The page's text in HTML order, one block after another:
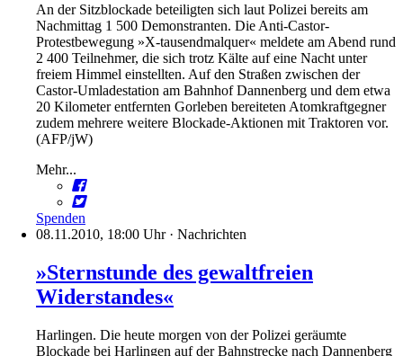
An der Sitzblockade beteiligten sich laut Polizei bereits am
Nachmittag 1 500 Demonstranten. Die Anti-Castor-
Protestbewegung »X-tausendmalquer« meldete am Abend rund
2 400 Teilnehmer, die sich trotz Kälte auf eine Nacht unter
freiem Himmel einstellten. Auf den Straßen zwischen der
Castor-Umladestation am Bahnhof Dannenberg und dem etwa
20 Kilometer entfernten Gorleben bereiteten Atomkraftgegner
zudem mehrere weitere Blockade-Aktionen mit Traktoren vor.
(AFP/jW)
Mehr...
Spenden
08.11.2010, 18:00 Uhr· Nachrichten
»Sternstunde des gewaltfreien
Widerstandes«
Harlingen. Die heute morgen von der Polizei geräumte
Blockade bei Harlingen auf der Bahnstrecke nach Dannenberg